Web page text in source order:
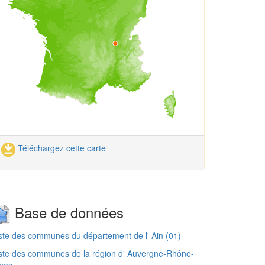
Téléchargez cette carte
Base de données
des communes du département de l' Ain (01)
des communes de la région d' Auvergne-Rhône-